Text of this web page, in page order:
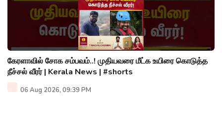
கேரளாவில் சோக சம்பவம்..! முதியவரை மீட்க உயிரை கொடுத்த
நீச்சல் வீரர் | Kerala News | #shorts
06 Aug 2026, 09:39 PM